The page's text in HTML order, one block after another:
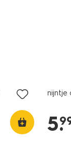
nijntje
5.